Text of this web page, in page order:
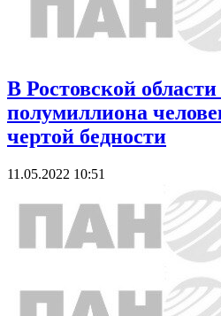
В Ростовской
полумиллиона
чертой бедности
11.05.2022 10:51